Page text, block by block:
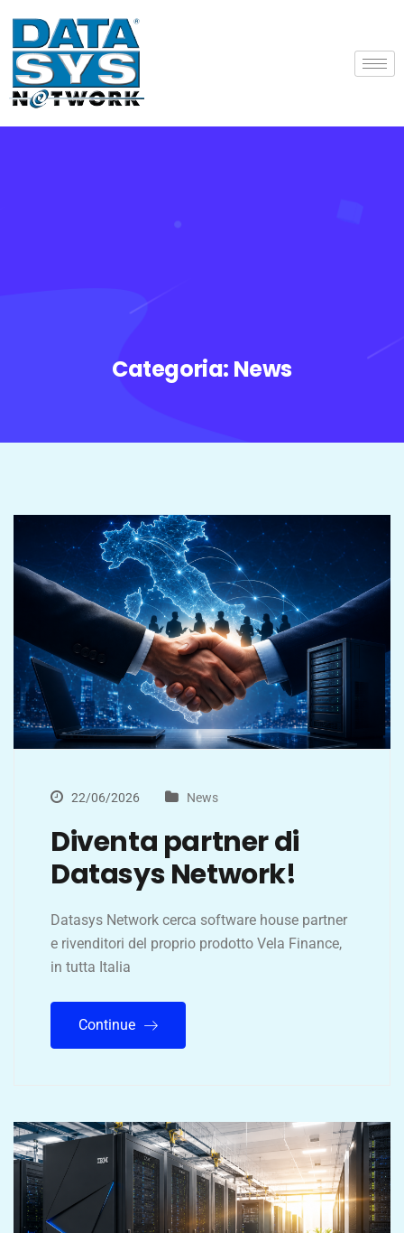
Categoria: News
22/06/2026 News
Diventa partner di
Datasys Network!
Datasys Network cerca software house partner
e rivenditori del proprio prodotto Vela Finance,
in tutta Italia
Continue